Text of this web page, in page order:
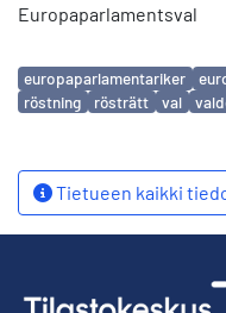
Europaparlamentsval
Avainsanat
europaparlamentariker
röstning
rösträtt val
Tietueen kaikki